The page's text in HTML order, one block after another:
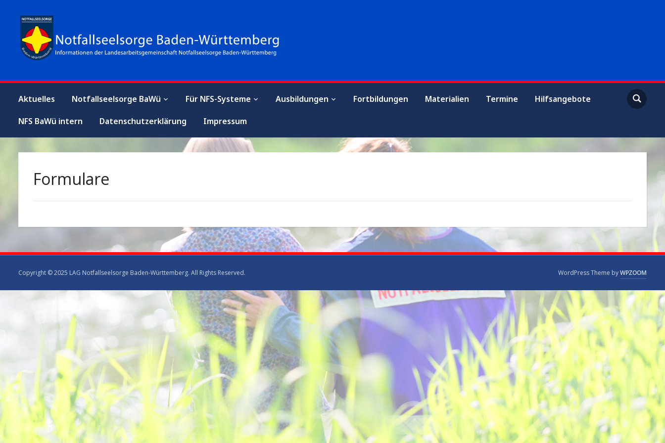
Aktuelles Notfallseelsorge BaWü Für NFS-Systeme Ausbildungen Fortbildungen Materialien Termine Hilfsangebote
NFS BaWü intern Datenschutzerklärung Impressum
Formulare
Copyright © 2025 LAG Notfallseelsorge Baden-Württemberg. All Rights Reserved. WordPress Theme byWPZOOM